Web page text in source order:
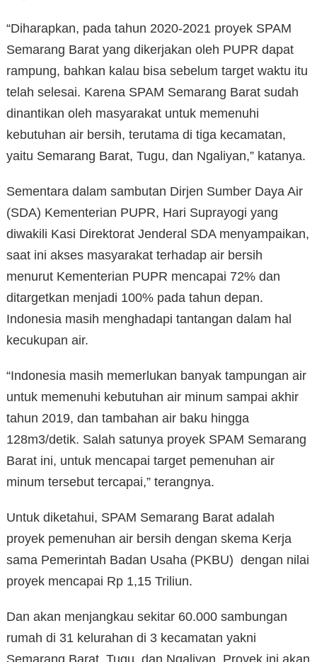
“Diharapkan, pada tahun 2020-2021 proyek SPAM
Semarang Barat yang dikerjakan oleh PUPR dapat
rampung, bahkan kalau bisa sebelum target waktu itu
telah selesai. Karena SPAM Semarang Barat sudah
dinantikan oleh masyarakat untuk memenuhi
kebutuhan air bersih, terutama di tiga kecamatan,
yaitu Semarang Barat, Tugu, dan Ngaliyan,” katanya.
Sementara dalam sambutan Dirjen Sumber Daya Air
(SDA) Kementerian PUPR, Hari Suprayogi yang
diwakili Kasi Direktorat Jenderal SDA menyampaikan,
saat ini akses masyarakat terhadap air bersih
menurut Kementerian PUPR mencapai 72% dan
ditargetkan menjadi 100% pada tahun depan.
Indonesia masih menghadapi tantangan dalam hal
kecukupan air.
“Indonesia masih memerlukan banyak tampungan air
untuk memenuhi kebutuhan air minum sampai akhir
tahun 2019, dan tambahan air baku hingga
128m3/detik. Salah satunya proyek SPAM Semarang
Barat ini, untuk mencapai target pemenuhan air
minum tersebut tercapai,” terangnya.
Untuk diketahui, SPAM Semarang Barat adalah
proyek pemenuhan air bersih dengan skema Kerja
sama Pemerintah Badan Usaha (PKBU) dengan nilai
proyek mencapai Rp 1,15 Triliun.
Dan akan menjangkau sekitar 60.000 sambungan
rumah di 31 kelurahan di 3 kecamatan yakni
Semarang Barat, Tugu, dan Ngaliyan. Proyek ini akan